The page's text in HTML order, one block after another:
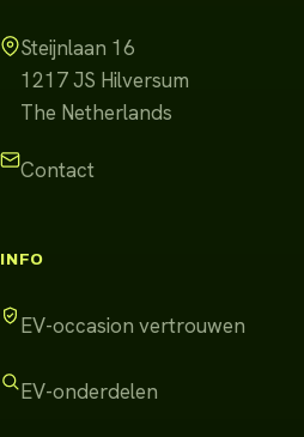
Steijnlaan 16
1217 JS Hilversum
The Netherlands
Contact
INFO
EV-occasion vertrouwen
EV-onderdelen